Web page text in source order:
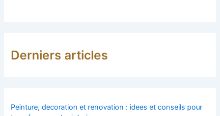
Derniers articles
Peinture, decoration et renovation : idees et conseils pour